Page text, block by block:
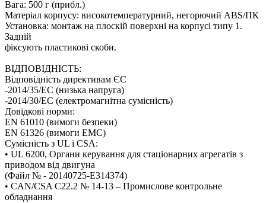
Вага: 500 г (прибл.)
Матеріал корпусу: високотемпературний, негорючий ABS/ПК
Установка: монтаж на плоскій поверхні на корпусі типу 1.
Задній
фіксують пластикові скоби.
ВІДПОВІДНІСТЬ:
Відповідність директивам ЄС
-2014/35/EC (низька напруга)
-2014/30/EC (електромагнітна сумісність)
Довідкові норми:
EN 61010 (вимоги безпеки)
EN 61326 (вимоги EMC)
Сумісність з UL і CSA:
• UL 6200, Органи керування для стаціонарних агрегатів з
приводом від двигуна
(Файл № - 20140725-E314374)
• CAN/CSA C22.2 № 14-13 – Промислове контрольне
обладнання